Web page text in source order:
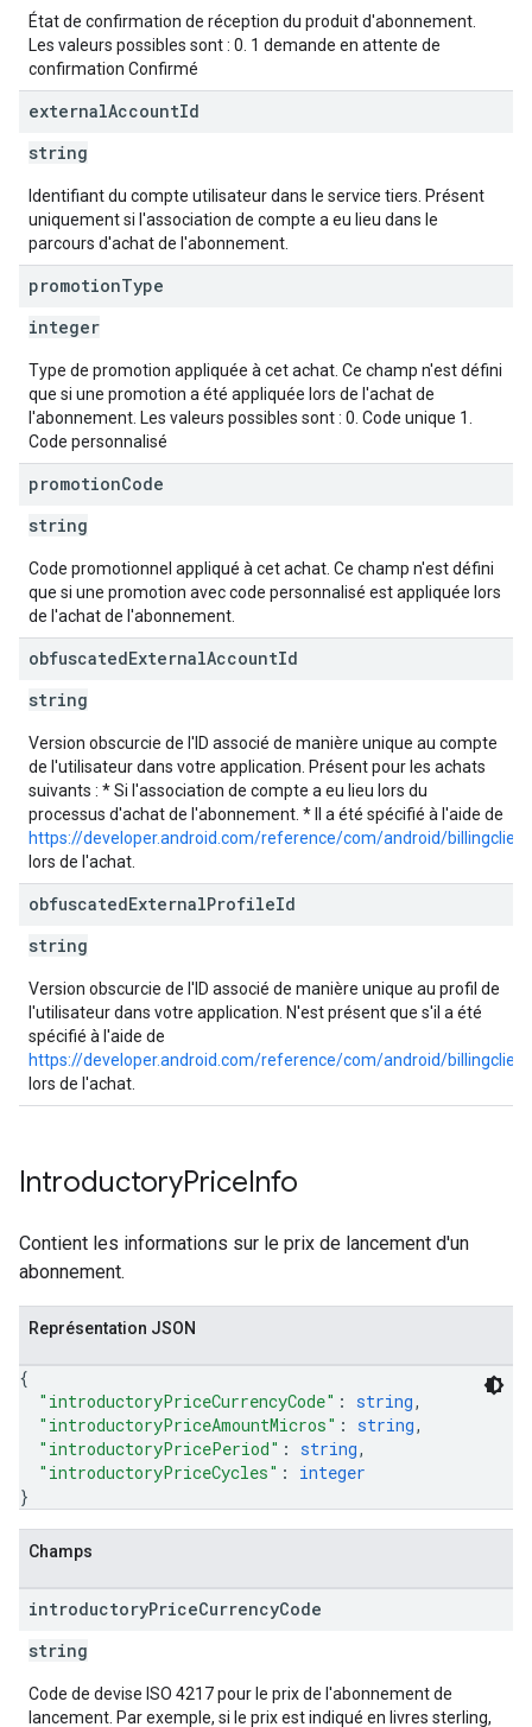
État de confirmation de réception du produit d'abonnement.
Les valeurs possibles sont : 0. 1 demande en attente de
confirmation Confirmé
externalAccountId
string
Identifiant du compte utilisateur dans le service tiers. Présent
uniquement si l'association de compte a eu lieu dans le
parcours d'achat de l'abonnement.
promotionType
integer
Type de promotion appliquée à cet achat. Ce champ n'est défini
que si une promotion a été appliquée lors de l'achat de
l'abonnement. Les valeurs possibles sont : 0. Code unique 1.
Code personnalisé
promotionCode
string
Code promotionnel appliqué à cet achat. Ce champ n'est défini
que si une promotion avec code personnalisé est appliquée lors
de l'achat de l'abonnement.
obfuscatedExternalAccountId
string
Version obscurcie de l'ID associé de manière unique au compte
de l'utilisateur dans votre application. Présent pour les achats
suivants : * Si l'association de compte a eu lieu lors du
processus d'achat de l'abonnement. * Il a été spécifié à l'aide de
https://developer.android.com/reference/com/android/
lors de l'achat.
obfuscatedExternalProfileId
string
Version obscurcie de l'ID associé de manière unique au profil de
l'utilisateur dans votre application. N'est présent que s'il a été
spécifié à l'aide de
https://developer.android.com/reference/com/android/
lors de l'achat.
IntroductoryPriceInfo
Contient les informations sur le prix de lancement d'un
abonnement.
Représentation JSON
{
"introductoryPriceCurrencyCode" : string,
"introductoryPriceAmountMicros" : string,
"introductoryPricePeriod" : string,
"introductoryPriceCycles" : integer
}
Champs
introductoryPriceCurrencyCode
string
Code de devise ISO 4217 pour le prix de l'abonnement de
lancement. Par exemple, si le prix est indiqué en livres sterling,